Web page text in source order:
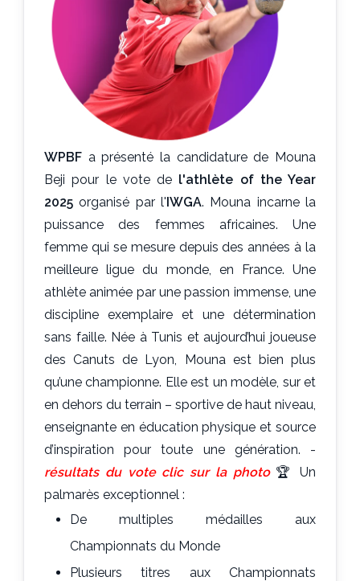
WPBF a présenté la candidature de Mouna
Beji pour le vote de l'athlète of the Year
2025 organisé par l'IWGA. Mouna incarne la
puissance des femmes africaines. Une
femme qui se mesure depuis des années à la
meilleure ligue du monde, en France. Une
athlète animée par une passion immense, une
discipline exemplaire et une détermination
sans faille. Née à Tunis et aujourd’hui joueuse
des Canuts de Lyon, Mouna est bien plus
qu’une championne. Elle est un modèle, sur et
en dehors du terrain – sportive de haut niveau,
enseignante en éducation physique et source
d’inspiration pour toute une génération. -
résultats du vote clic sur la photo🏆 Un
palmarès exceptionnel :
De multiples médailles aux
Championnats du Monde
Plusieurs titres aux Championnats